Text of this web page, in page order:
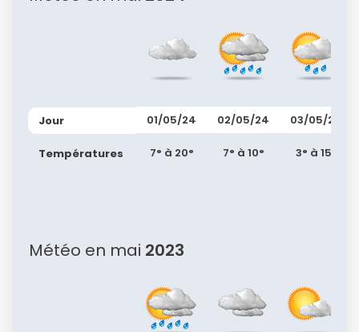
Jour
Températures
01/05/24
7° à 20°
02/05/24
7° à 10°
03/05/24
3° à 15°
Météo en mai 2023